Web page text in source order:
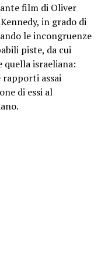
film di Oliver
in grado di
le incongruenze
piste, da cui
israeliana:
rapporti assai
di essi al